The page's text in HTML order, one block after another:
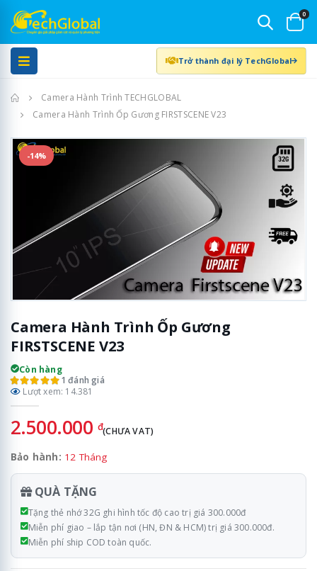
0
Trở thành đại lý TechGlobal
Trang chủCamera Hành Trình TECHGLOBAL
Camera Hành Trình Ốp Gương FIRSTSCENE V23
-14%
Camera Hành Trình Ốp Gương
FIRSTSCENE V23
Còn hàng
1 đánh giá
Lượt xem: 14.381
2.500.000 đ(CHƯA VAT)
Bảo hành: 12 Tháng
QUÀ TẶNG
Tặng thẻ nhớ 32G ghi hình tốc độ cao trị giá 300.000đ
Miễn phí giao – lắp tận nơi (HN, ĐN & HCM) trị giá 300.000đ.
Miễn phí ship COD toàn quốc.